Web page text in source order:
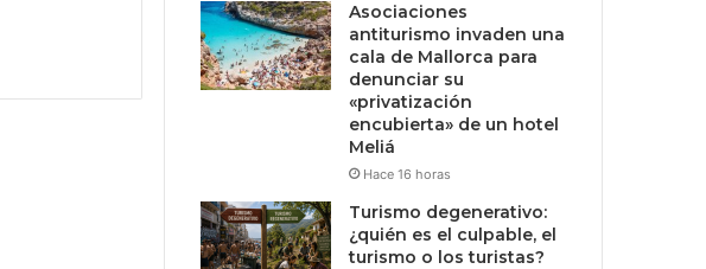
Asociaciones
antiturismo invaden una
cala de Mallorca para
denunciar su
«privatización
encubierta» de un hotel
Meliá
Hace 16 horas
Turismo degenerativo:
¿quién es el culpable, el
turismo o los turistas?